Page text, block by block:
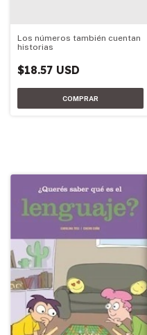
Los números también cuentan
historias
$18.57 USD